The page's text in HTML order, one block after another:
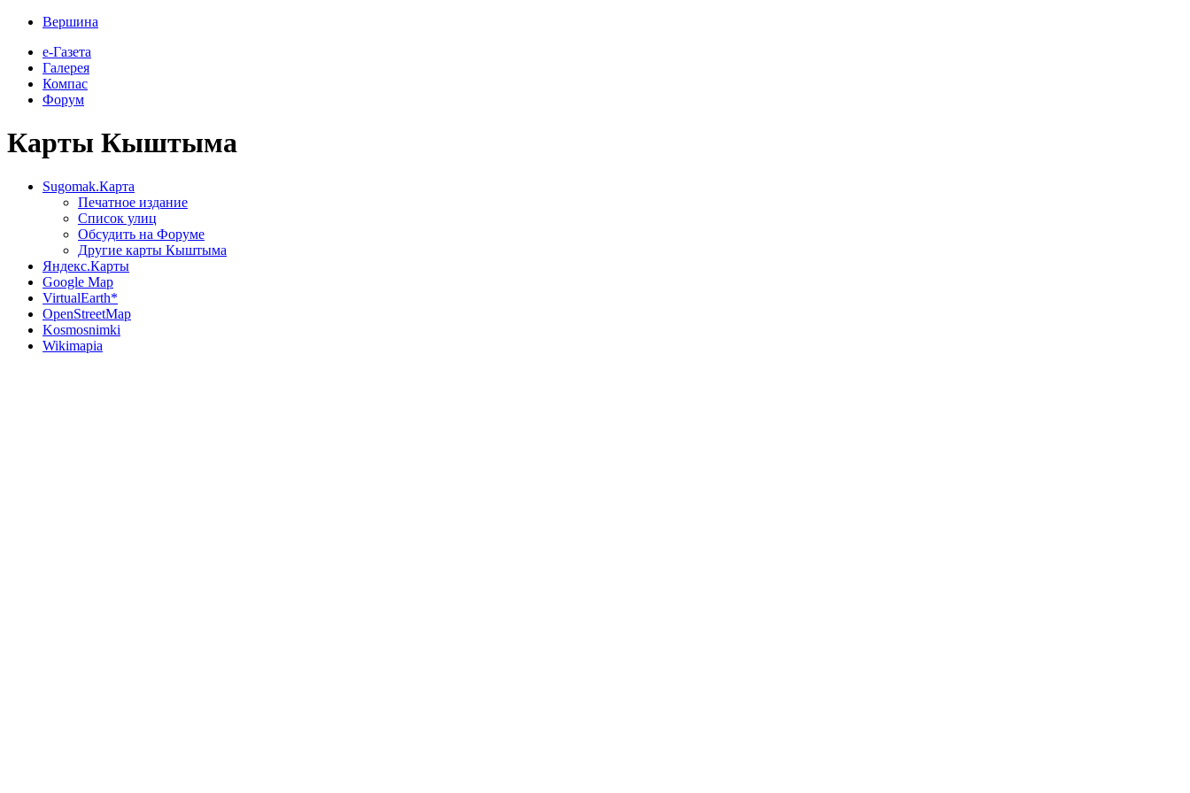
Вершина
е-Газета
Галерея
Компас
Форум
Карты Кыштыма
Sugomak.Карта
Печатное издание
Список улиц
Обсудить на Форуме
Другие карты Кыштыма
Яндекс.Карты
Google Map
VirtualEarth*
OpenStreetMap
Kosmosnimki
Wikimapia